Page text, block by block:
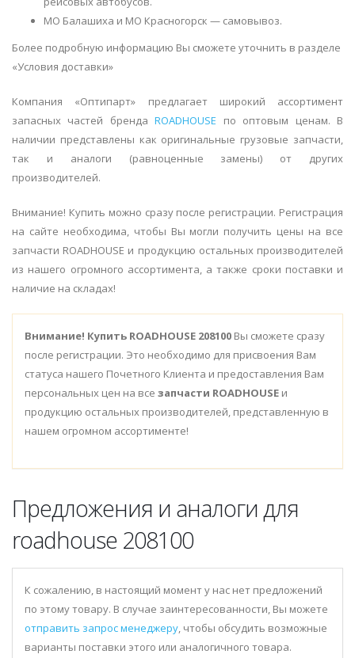
МО Балашиха и МО Красногорск — самовывоз.
Более подробную информацию Вы сможете уточнить в разделе
«Условия доставки»
Компания «Оптипарт» предлагает широкий ассортимент
запасных частей брендаROADHOUSE по оптовым ценам. В
наличии представлены как оригинальные грузовые запчасти,
так и аналоги (равноценные замены) от других
производителей.
Внимание! Купить можно сразу после регистрации. Регистрация
на сайте необходима, чтобы Вы могли получить цены на все
запчасти ROADHOUSE и продукцию остальных производителей
из нашего огромного ассортимента, а также сроки поставки и
наличие на складах!
Внимание! Купить ROADHOUSE 208100 Вы сможете сразу
после регистрации. Это необходимо для присвоения Вам
статуса нашего Почетного Клиента и предоставления Вам
персональных цен на все запчасти ROADHOUSE и
продукцию остальных производителей, представленную в
нашем огромном ассортименте!
Предложения и аналоги для
roadhouse 208100
К сожалению, в настоящий момент у нас нет предложений
по этому товару. В случае заинтересованности, Вы можете
отправить запрос менеджеру, чтобы обсудить возможные
варианты поставки этого или аналогичного товара.